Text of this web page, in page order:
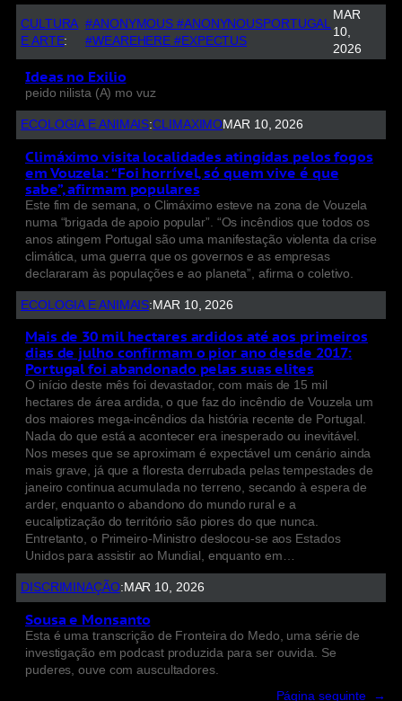
CULTURA
E ARTE:
#ANONYMOUS #ANONYNOUSPORTUGAL
#WEAREHERE #EXPECTUS
MAR
10,
2026
Ideas no Exilio
peido nilista (A) mo vuz
ECOLOGIA E ANIMAIS:CLIMAXIMOMAR 10, 2026
Climáximo visita localidades atingidas pelos fogos
em Vouzela: “Foi horrível, só quem vive é que
sabe”, afirmam populares
Este fim de semana, o Climáximo esteve na zona de Vouzela
numa “brigada de apoio popular”. “Os incêndios que todos os
anos atingem Portugal são uma manifestação violenta da crise
climática, uma guerra que os governos e as empresas
declararam às populações e ao planeta”, afirma o coletivo.
ECOLOGIA E ANIMAIS: MAR 10, 2026
Mais de 30 mil hectares ardidos até aos primeiros
dias de julho confirmam o pior ano desde 2017:
Portugal foi abandonado pelas suas elites
O início deste mês foi devastador, com mais de 15 mil
hectares de área ardida, o que faz do incêndio de Vouzela um
dos maiores mega-incêndios da história recente de Portugal.
Nada do que está a acontecer era inesperado ou inevitável.
Nos meses que se aproximam é expectável um cenário ainda
mais grave, já que a floresta derrubada pelas tempestades de
janeiro continua acumulada no terreno, secando à espera de
arder, enquanto o abandono do mundo rural e a
eucaliptização do território são piores do que nunca.
Entretanto, o Primeiro-Ministro deslocou-se aos Estados
Unidos para assistir ao Mundial, enquanto em…
DISCRIMINAÇÃO: MAR 10, 2026
Sousa e Monsanto
Esta é uma transcrição de Fronteira do Medo, uma série de
investigação em podcast produzida para ser ouvida. Se
puderes, ouve com auscultadores.
Página seguinte →